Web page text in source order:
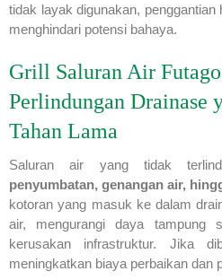
tidak layak digunakan,
menghindari potensi bahaya.
Grill Saluran Air
Perlindungan Drainase
Tahan Lama
Saluran air yang tidak
penyumbatan, genangan air,
kotoran yang masuk ke dalam
air, mengurangi daya tampung
kerusakan infrastruktur. Jika
meningkatkan biaya perbaikan dan